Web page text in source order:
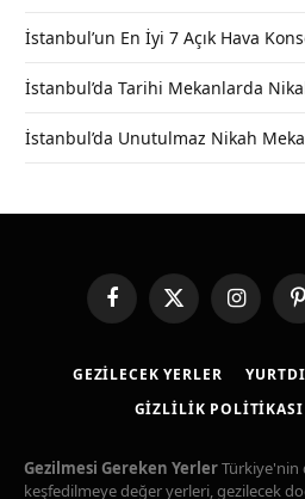
İstanbul’un En İyi 7 Açık Hava
İstanbul’da Tarihi Mekanlarda
İstanbul’da Unutulmaz Nikah
FacebookX
(Twitter)
Instagram
GEZILECEK YERLER
GIZLILIK POLITIKASI
Gezilmesi Gereken YerlerTürkiye'nin
keşfedilmeye değer yerleri, gezilecek